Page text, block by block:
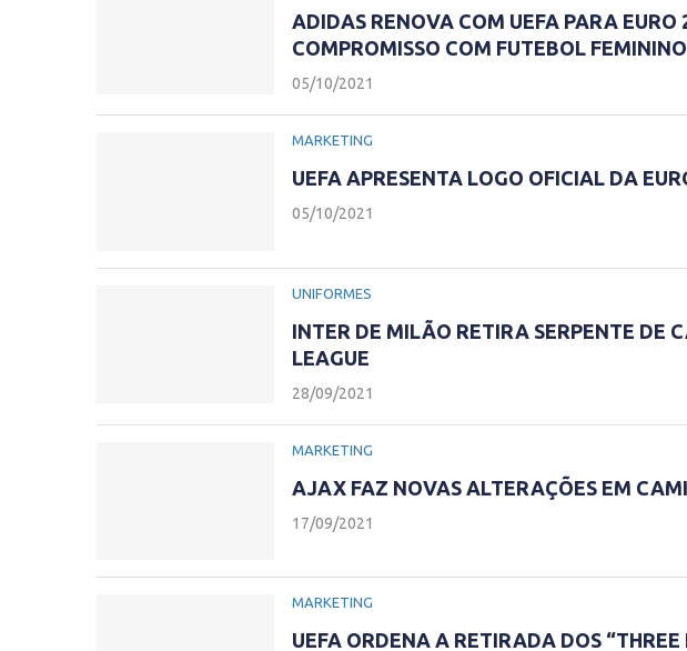
ADIDAS RENOVA COM UEFA PARA EURO
COMPROMISSO COM FUTEBOL FEMININO
05/10/2021
MARKETING
UEFA APRESENTA LOGO OFICIAL DA
05/10/2021
UNIFORMES
INTER DE MILÃO RETIRA SERPENTE DE
LEAGUE
28/09/2021
MARKETING
AJAX FAZ NOVAS ALTERAÇÕES EM
17/09/2021
MARKETING
UEFA ORDENA A RETIRADA DOS